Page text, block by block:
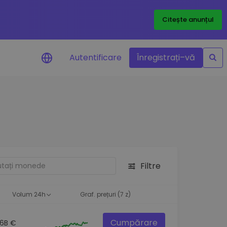
Citește anunțul
Autentificare Înregistrați–vă
Filtre
Volum 24h Graf. prețuri (7 z)
€ Cumpărare